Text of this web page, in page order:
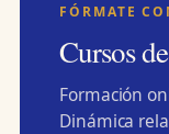
FÓRMATE
Cursos
Formación
Dinámica